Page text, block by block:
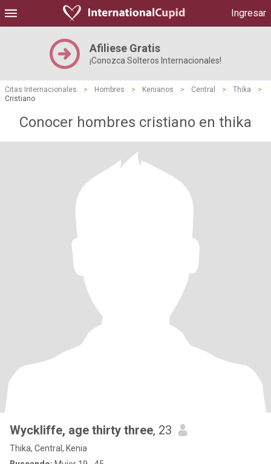
Ingresar
Afiliese Gratis
¡Conozca Solteros Internacionales!
Citas Internacionales > Hombres > Kenianos > Central > Thika
>
Cristiano
Conocer hombres cristiano en thika
Wyckliffe, age thirty three, 23
Thika, Central, Kenia